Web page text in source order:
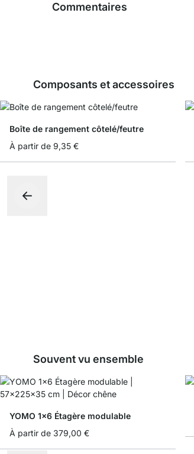
Commentaires
Composants et accessoires
Boîte de rangement côtelé/feutre
À partir de 9,35 €
Souvent vu ensemble
YOMO 1x6 Étagère modulable
À partir de 379,00 €